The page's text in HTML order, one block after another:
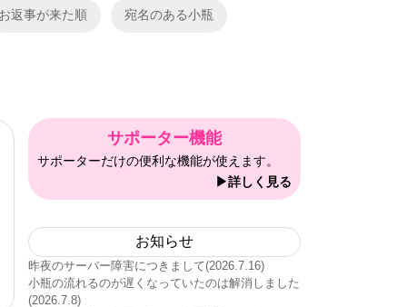
返事が来た順 宛名のある小瓶
サポーター機能
サポーターだけの便利な機能が使えます。
▶詳しく見る
お知らせ
昨夜のサーバー障害につきまして(2026.7.16)
小瓶の流れるのが遅くなっていたのは解消しました
(2026.7.8)